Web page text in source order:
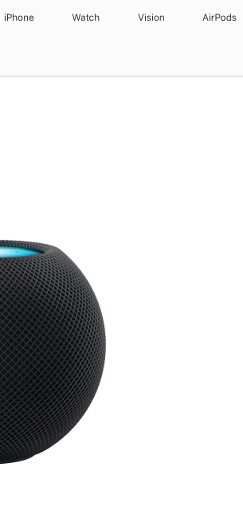
iPhone Watch Vision AirPods